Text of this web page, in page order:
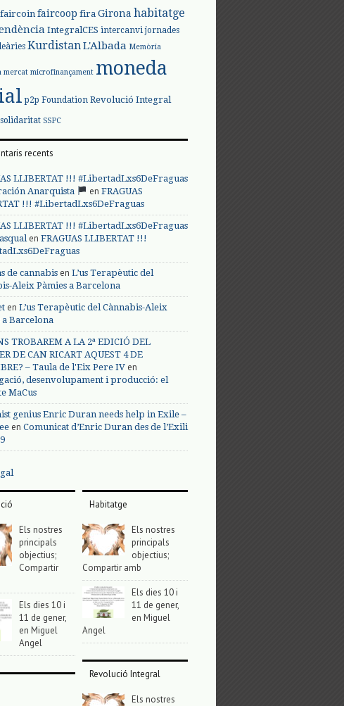
faircoin faircoop fira Girona habitatge
IntegralCES intercanvi jornades
Kurdistan L'Albada Memòria
mercat microfinançament moneda
p2p Foundation Revolució Integral
solidaritat SSPC
recents
LLIBERTAT !!! #LibertadLxs6DeFraguas
Anarquista
en FRAGUAS
!!! #LibertadLxs6DeFraguas
LLIBERTAT !!! #LibertadLxs6DeFraguas
en FRAGUAS LLIBERTAT !!!
de cannabis en L’us Terapèutic del
Aleix Pàmies a Barcelona
en L’us Terapèutic del Cànnabis-Aleix
a Barcelona
TROBAREM A LA 2ª EDICIÓ DEL
DE CAN RICART AQUEST 4 DE
– Taula de l'Eix Pere IV en
desenvolupament i producció: el
MaCus
genius Enric Duran needs help in Exile –
en Comunicat d’Enric Duran des de l’Exili
Els nostres
principals
objectius;
Compartir
Els dies 10 i
11 de gener,
en Miguel
Angel
Habitatge
Els nostres
principals
objectius;
Compartir amb
Els dies 10 i
11 de gener,
en Miguel
Angel
Revolució Integral
Els nostres